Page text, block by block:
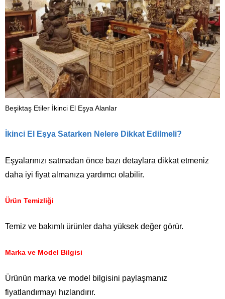
Beşiktaş Etiler İkinci El Eşya Alanlar
İkinci El Eşya Satarken Nelere Dikkat Edilmeli?
Eşyalarınızı satmadan önce bazı detaylara dikkat etmeniz
daha iyi fiyat almanıza yardımcı olabilir.
Ürün Temizliği
Temiz ve bakımlı ürünler daha yüksek değer görür.
Marka ve Model Bilgisi
Ürünün marka ve model bilgisini paylaşmanız
fiyatlandırmayı hızlandırır.